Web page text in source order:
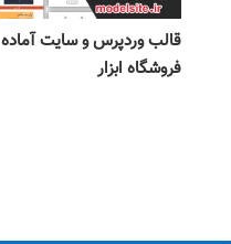
قالب وردپرس و سایت آماده
فروشگاه ابزار